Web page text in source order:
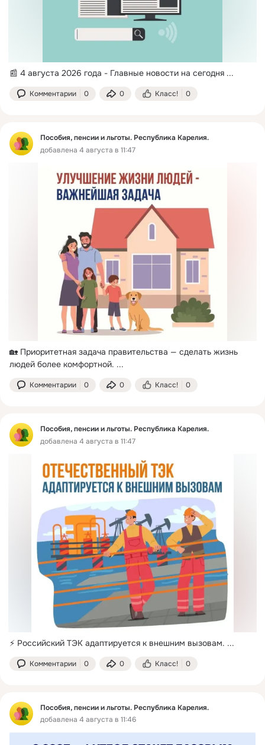
📰 4 августа 2026 года - Главные новости на сегодня ...
Комментарии 0 0 Класс! 0
Пособия, пенсии и льготы. Республика Карелия.
добавлена 4 августа в 11:47
🏡 Приоритетная задача правительства — сделать жизнь
людей более комфортной. ...
Комментарии 0 0 Класс! 0
Пособия, пенсии и льготы. Республика Карелия.
добавлена 4 августа в 11:47
⚡️ Российский ТЭК адаптируется к внешним вызовам. ...
Комментарии 0 0 Класс! 0
Пособия, пенсии и льготы. Республика Карелия.
добавлена 4 августа в 11:46